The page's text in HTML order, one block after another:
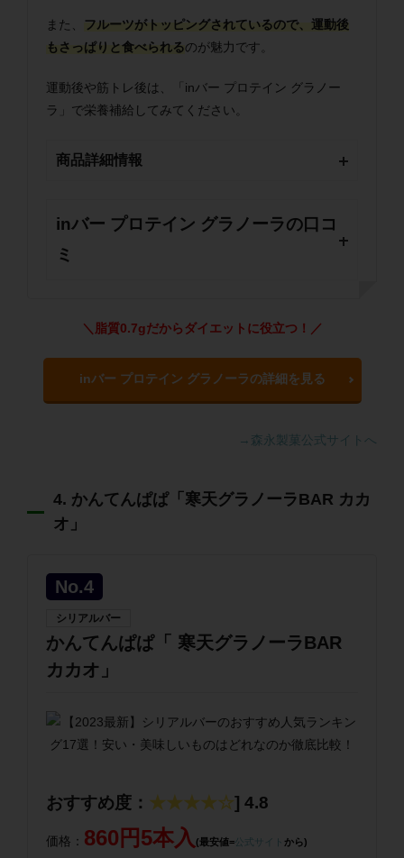
また、
フルーツがトッピングされているので、運動後
もさっぱりと食べられるのが魅力です。
運動後や筋トレ後は、「inバー プロテイン グラノー
ラ」で栄養補給してみてください。
商品詳細情報
inバー プロテイン グラノーラの口コ
ミ
＼脂質0.7gだからダイエットに役立つ！／
inバー プロテイン グラノーラの詳細を見る
→森永製菓公式サイトへ
4. かんてんぱぱ「寒天グラノーラBAR カカ
オ」
No.4
シリアルバー
かんてんぱぱ「 寒天グラノーラBAR
カカオ」
おすすめ度： ★★★★☆] 4.8
価格： 860円5本入 (最安値= 公式サイト から)